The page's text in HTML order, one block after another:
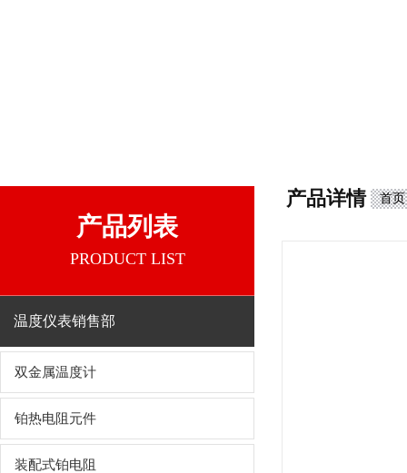
产品列表
PRODUCT LIST
温度仪表销售部
双金属温度计
铂热电阻元件
装配式铂电阻
产品详情 首页